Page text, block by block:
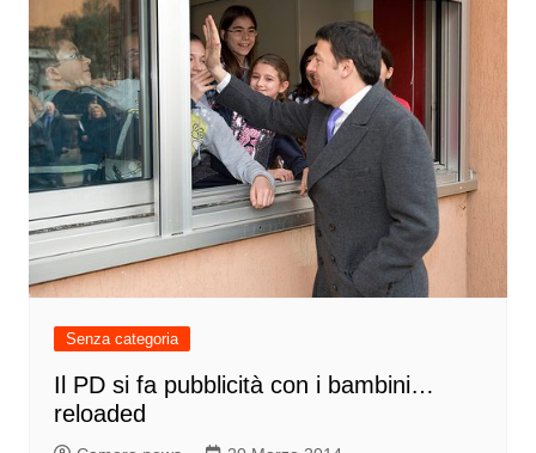
Senza categoria
Il PD si fa pubblicità con i bambini…
reloaded